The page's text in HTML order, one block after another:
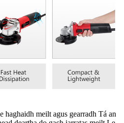
haghaidh meilt agus gearradh Tá an